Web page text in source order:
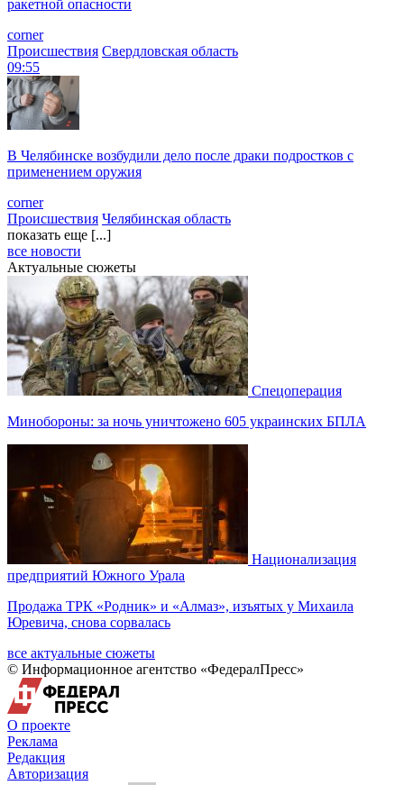
ракетной опасности
corner
Происшествия Свердловская область
09:55
В Челябинске возбудили дело после драки подростков с
применением оружия
corner
Происшествия Челябинская область
показать еще [...]
все новости
Актуальные сюжеты
Спецоперация
Минобороны: за ночь уничтожено 605 украинских БПЛА
Национализация
предприятий Южного Урала
Продажа ТРК «Родник» и «Алмаз», изъятых у Михаила
Юревича, снова сорвалась
все актуальные сюжеты
© Информационное агентство «ФедералПресс»
О проекте
Реклама
Редакция
Авторизация